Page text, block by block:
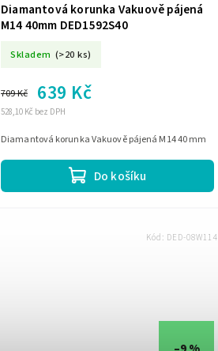
Diamantová korunka Vakuově pájená
M14 40mm DED1592S40
Skladem (>20 ks)
528,10 Kč bez DPH
709 Kč 639 Kč
Do košíku
Diamantová korunka Vakuově pájená M14 40 mm
Kód: DED-08W114